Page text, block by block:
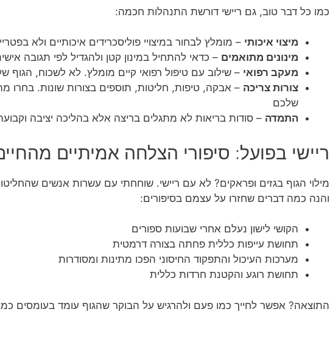
כמו כל דבר טוב, גם ריישי דורשת התנהלות חכמה:
מיצוי איכותי – מומלץ לבחור במיצויי פוליסכרידים איכותיים ולא
מינונים מתואמים – כדאי להתחיל במינון קטן ולהגדיל לפי תגובה
מעקב רפואי – שילוב עם טיפול רפואי קיים מומלץ. לא לשכוח,
צורות צריכה – אבקה, טיפות, חליטות, תוספים בצורות שונות. בחרו
שלכם
התמדה – סודות בריאות לא מתגלים בריצה אלא בהליכה יציבה
ריישי בפועל: סיפורי הצלחה אמיתיים
מילוי הגוף בגזים ופראקים? לא עם ריישי. שוחחתי עם עשרות אנשים
והנה כמה דברים שחזרו על עצמם בסיפורים:
הקושי לישון נעלם אחרי שבועות ספורים
תחושת עייפות כללית פחתה בצורה דרמטית
מערכות העיכול והתפקוד החיסוני הפכו מתינות ומסודרות
תחושת רוגע והקטנת חרדות כללית
התוצאה? אפשר לחייך כמו פעם ולהרגיש על הבוקר שהגוף עומד בעומסים